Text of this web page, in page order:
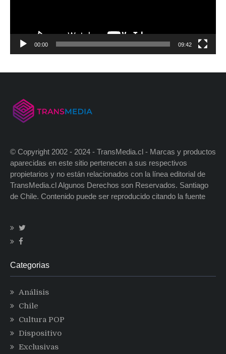
00:00 09:42
© Copyright 2002 - 2024 - TransMedia.cl - Marcas y productos
aparecidas en este sitio pertenecen a sus respectivos
propietarios y no están relacionados con la línea editorial de
TransMedia.cl Algunos Derechos son Reservados. Santiago
de Chile. Contenido puede ser reproducido citando la fuente
Categorias
Análisis
Chile
Cultura POP
Dispositivo
Exclusivas